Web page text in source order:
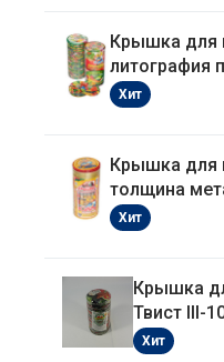
Крышка для
литография
внутр.
Хит
Крышка для
толщина
Полинка
Хит
Крышка
Твист III-
Хит